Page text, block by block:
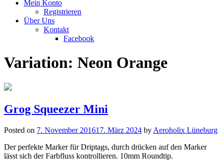
Mein Konto
Registrieren
Über Uns
Kontakt
Facebook
Variation: Neon Orange
Grog Squeezer Mini
Posted on 7. November 201617. März 2024 by Aeroholix Lüneburg
Der perfekte Marker für Driptags, durch drücken auf den Marker
lässt sich der Farbfluss kontrollieren. 10mm Roundtip.